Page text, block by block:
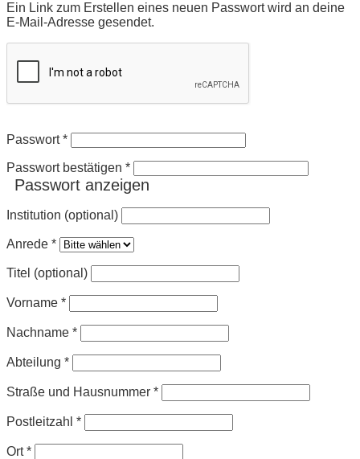
Ein Link zum Erstellen eines neuen Passwort wird an deine
E-Mail-Adresse gesendet.
Passwort*
Passwort bestätigen *
Passwort anzeigen
Institution (optional)
Anrede *
Titel (optional)
Vorname *
Nachname *
Abteilung *
Straße und Hausnummer *
Postleitzahl *
Ort*